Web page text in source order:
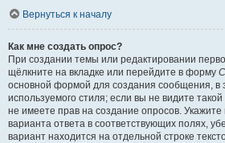
Вернуться к началу
Как мне создать опрос?
При создании темы или редактировании
щёлкните на вкладке или перейдите в форму
основной формой для создания сообщения, в
используемого стиля; если вы не видите
не имеете прав на создание опросов.
варианта ответа в соответствующих полях,
вариант находится на отдельной строке